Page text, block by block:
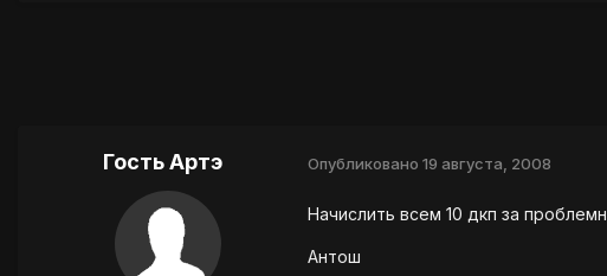
Гость Артэ Опубликовано 19 августа, 2008
Начислить всем 10 дкп за
Антош